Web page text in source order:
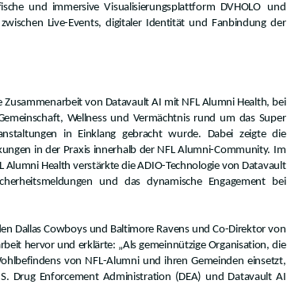
und immersive Visualisierungsplattform DVHOLO
und
Live-Events, digitaler Identität und Fanbindung der
von Datavault AI mit NFL Alumni Health, bei
Wellness und Vermächtnis rund um das Super
in Einklang gebracht wurde. Dabei zeigte die
in der Praxis innerhalb der NFL Alumni-Community. Im
Alumni Health verstärkte die ADIO-Technologie von Datavault
und das dynamische Engagement bei
Dallas Cowboys und Baltimore Ravens und Co-Direktor von
hervor und erklärte: „Als gemeinnützige Organisation, die
von NFL-Alumni und ihren Gemeinden einsetzt,
Drug Enforcement Administration (DEA) und Datavault AI